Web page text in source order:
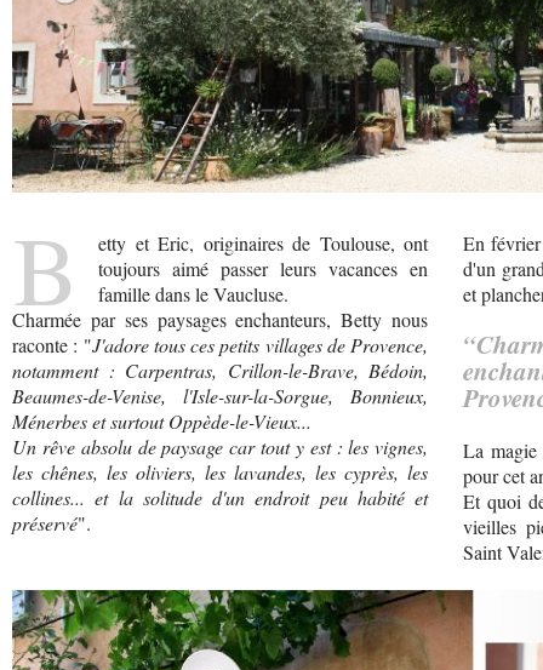
B
etty et Eric, originaires de Toulouse, ont
toujours aimé passer leurs vacances en
famille dans le Vaucluse.
Charmée par ses paysages enchanteurs, Betty nous
raconte : "J'adore tous ces petits villages de Provence,
notamment : Carpentras, Crillon-le-Brave, Bédoin,
Beaumes-de-Venise, l'Isle-sur-la-Sorgue, Bonnieux,
Ménerbes et surtout Oppède-le-Vieux...
Un rêve absolu de paysage car tout y est : les vignes,
les chênes, les oliviers, les lavandes, les cyprès, les
collines... et la solitude d'un endroit peu habité et
préservé".
En
d'un
et
La magie
pour cet
Et quoi
vieilles
Saint